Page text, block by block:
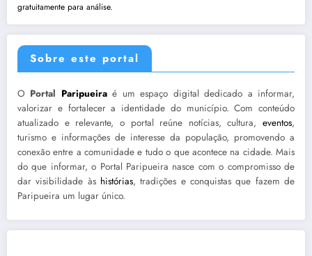
gratuitamente para análise.
Sobre este portal
O Portal Paripueiraé um espaço digital dedicado a informar,
valorizar e fortalecer a identidade do município. Com conteúdo
atualizado e relevante, o portal reúne notícias, cultura, eventos,
turismo e informações de interesse da população, promovendo a
conexão entre a comunidade e tudo o que acontece na cidade. Mais
do que informar, o Portal Paripueira nasce com o compromisso de
dar visibilidade às histórias, tradições e conquistas que fazem de
Paripueira um lugar único.